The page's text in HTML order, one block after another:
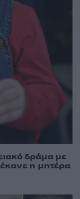
δράμα με
η μητέρα